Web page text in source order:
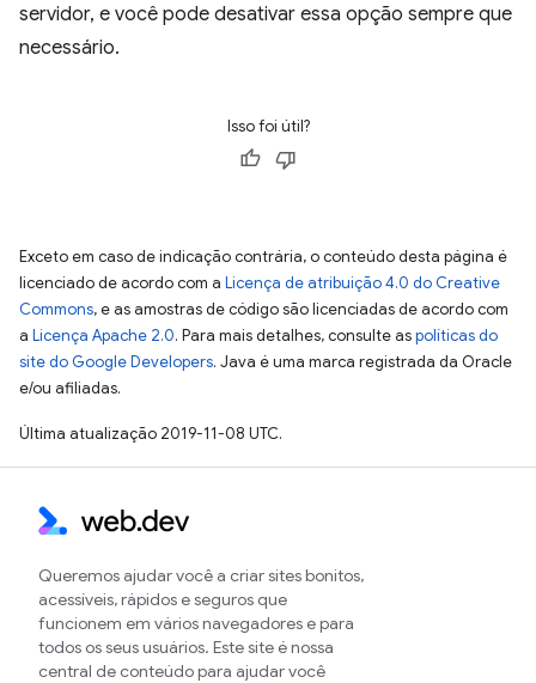
servidor, e você pode desativar essa opção sempre que
necessário.
Isso foi útil?
Exceto em caso de indicação contrária, o conteúdo desta página é
licenciado de acordo com a Licença de atribuição 4.0 do Creative
Commons, e as amostras de código são licenciadas de acordo com
a Licença Apache 2.0. Para mais detalhes, consulte aspolíticas do
site do Google Developers. Java é uma marca registrada da Oracle
e/ou afiliadas.
Última atualização 2019-11-08 UTC.
Queremos ajudar você a criar sites bonitos,
acessíveis, rápidos e seguros que
funcionem em vários navegadores e para
todos os seus usuários. Este site é nossa
central de conteúdo para ajudar você